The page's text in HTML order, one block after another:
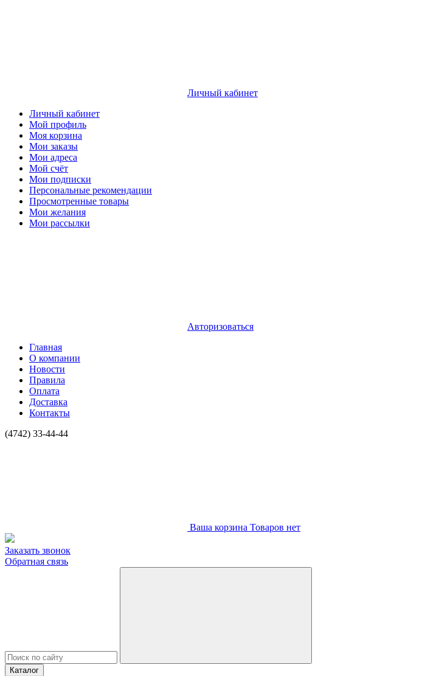
Личный кабинет
Личный кабинет
Мой профиль
Моя корзина
Мои заказы
Мои адреса
Мой счёт
Мои подписки
Персональные рекомендации
Просмотренные товары
Мои желания
Мои рассылки
Авторизоваться
Главная
О компании
Новости
Правила
Оплата
Доставка
Контакты
(4742) 33-44-44
Ваша корзина Товаров нет
Заказать звонок
Обратная связь
Каталог